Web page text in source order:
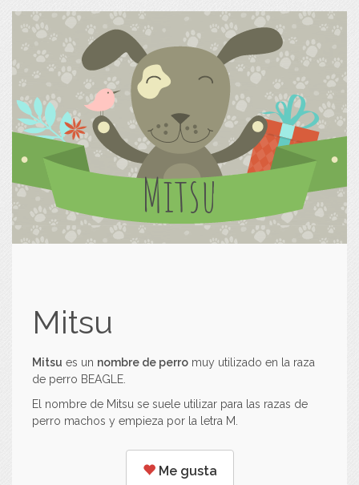
Mitsu
Mitsu
Mitsu es un nombre de perro muy utilizado en la raza
de perro BEAGLE.
El nombre de Mitsu se suele utilizar para las razas de
perro machos y empieza por la letra M.
Me gusta